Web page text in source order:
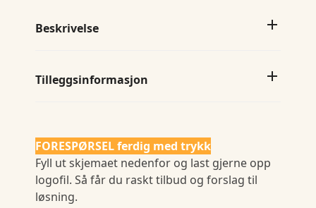
Beskrivelse
Tilleggsinformasjon
FORESPØRSEL ferdig med trykk
Fyll ut skjemaet nedenfor og last gjerne opp
logofil. Så får du raskt tilbud og forslag til
løsning.